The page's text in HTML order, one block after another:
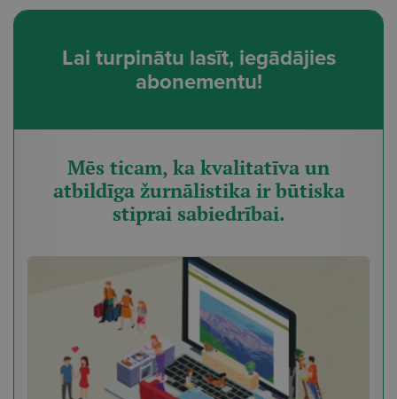
Lai turpinātu lasīt, iegādājies
abonementu!
Mēs ticam, ka kvalitatīva un
atbildīga žurnālistika ir būtiska
stiprai sabiedrībai.